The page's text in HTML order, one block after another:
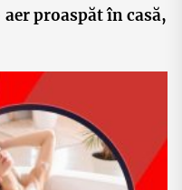
proaspăt în casă,